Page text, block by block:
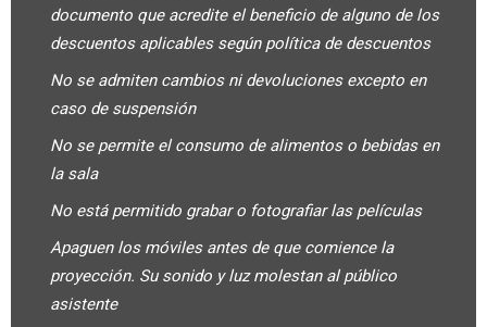
documento que acredite el beneficio de alguno de los
descuentos aplicables según política de descuentos
No se admiten cambios ni devoluciones excepto en
caso de suspensión
No se permite el consumo de alimentos o bebidas en
la sala
No está permitido grabar o fotografiar las películas
Apaguen los móviles antes de que comience la
proyección. Su sonido y luz molestan al público
asistente